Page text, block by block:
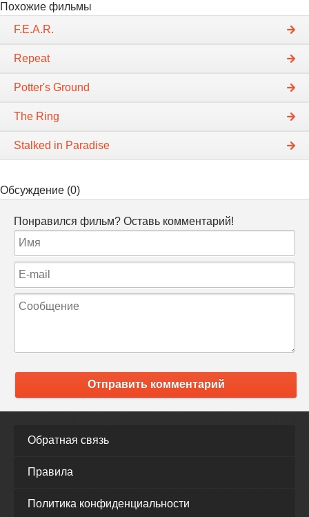
Похожие фильмы
F.E.A.R.
Repeat
Potter's Ground
The Ring
Stalked in Paradise
Обсуждение (0)
Понравился фильм? Оставь комментарий!
Отправить комментарий
Обратная связь
Правила
Политика конфиденциальности